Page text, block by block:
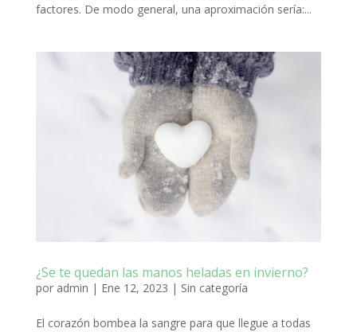
factores. De modo general, una aproximación sería:...
¿Se te quedan las manos heladas en invierno?
por admin | Ene 12, 2023 | Sin categoría
El corazón bombea la sangre para que llegue a todas